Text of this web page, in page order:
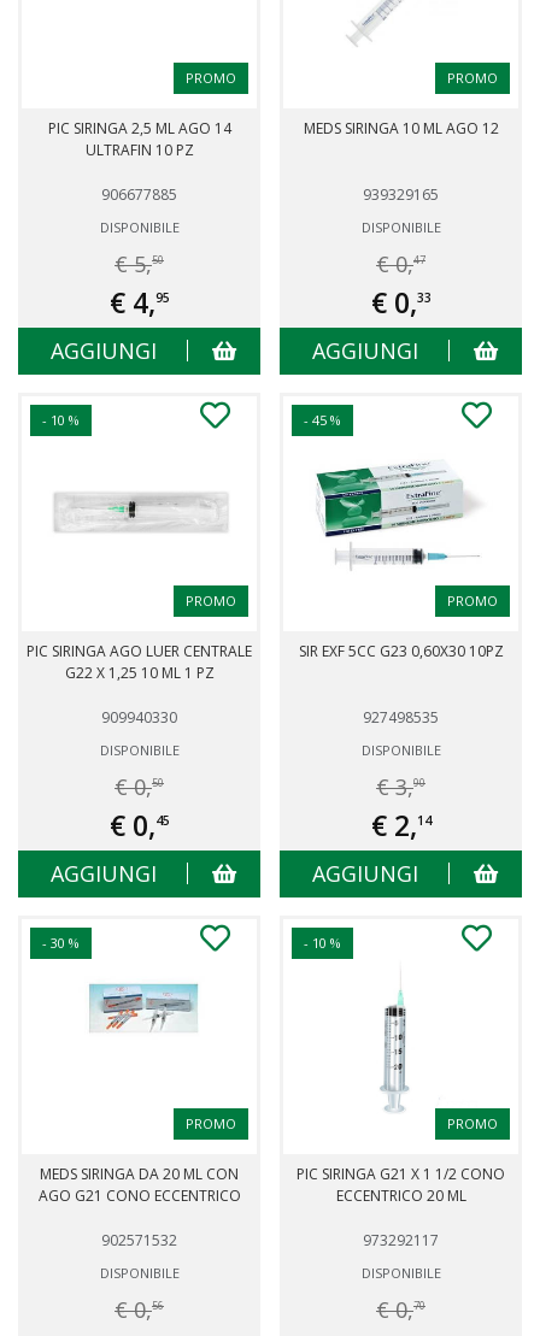
PROMO
PIC SIRINGA 2,5 ML AGO 14
ULTRAFIN 10 PZ
906677885
DISPONIBILE
€ 5,50
€ 4,95
AGGIUNGI
PROMO
MEDS SIRINGA 10 ML AGO 12
939329165
DISPONIBILE
€ 0,47
€ 0,33
AGGIUNGI
- 10 %
PROMO
PIC SIRINGA AGO LUER CENTRALE
G22 X 1,25 10 ML 1 PZ
909940330
DISPONIBILE
€ 0,50
€ 0,45
AGGIUNGI
- 45 %
PROMO
SIR EXF 5CC G23 0,60X30 10PZ
927498535
DISPONIBILE
€ 3,90
€ 2,14
AGGIUNGI
- 30 %
PROMO
MEDS SIRINGA DA 20 ML CON
AGO G21 CONO ECCENTRICO
902571532
DISPONIBILE
€ 0,56
- 10 %
PROMO
PIC SIRINGA G21 X 1 1/2 CONO
ECCENTRICO 20 ML
973292117
DISPONIBILE
€ 0,70